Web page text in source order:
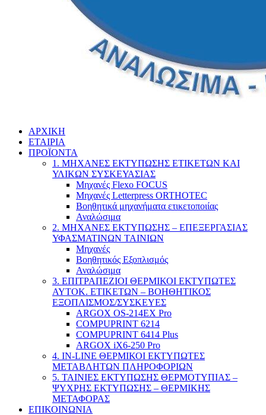
ΑΡΧΙΚΗ
ΕΤΑΙΡΙΑ
ΠΡΟΪΟΝΤΑ
1. ΜΗΧΑΝΕΣ ΕΚΤΥΠΩΣΗΣ ΕΤΙΚΕΤΩΝ ΚΑΙ
ΥΛΙΚΩΝ ΣΥΣΚΕΥΑΣΙΑΣ
Μηχανές Flexo FOCUS
Μηχανές Letterpress ORTHOTEC
Βοηθητικά μηχανήματα ετικετοποιίας
Αναλώσιμα
2. ΜΗΧΑΝΕΣ ΕΚΤΥΠΩΣΗΣ – ΕΠΕΞΕΡΓΑΣΙΑΣ
ΥΦΑΣΜΑΤΙΝΩΝ ΤΑΙΝΙΩΝ
Μηχανές
Βοηθητικός Εξοπλισμός
Αναλώσιμα
3. ΕΠΙΤΡΑΠΕΖΙΟΙ ΘΕΡΜΙΚΟΙ ΕΚΤΥΠΩΤΕΣ
ΑΥΤΟΚ. ΕΤΙΚΕΤΩΝ – ΒΟΗΘΗΤΙΚΟΣ
ΕΞΟΠΛΙΣΜΟΣ/ΣΥΣΚΕΥΕΣ
ARGOX OS-214EX Pro
COMPUPRINT 6214
COMPUPRINT 6414 Plus
ARGOX iX6-250 Pro
4. IN-LINE ΘΕΡΜΙΚΟΙ ΕΚΤΥΠΩΤΕΣ
ΜΕΤΑΒΛΗΤΩΝ ΠΛΗΡΟΦΟΡΙΩΝ
5. ΤΑΙΝΙΕΣ ΕΚΤΥΠΩΣΗΣ ΘΕΡΜΟΤΥΠΙΑΣ –
ΨΥΧΡΗΣ ΕΚΤΥΠΩΣΗΣ – ΘΕΡΜΙΚΗΣ
ΜΕΤΑΦΟΡΑΣ
ΕΠΙΚΟΙΝΩΝΙΑ